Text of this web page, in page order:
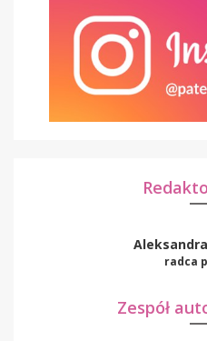
radca
Zespół